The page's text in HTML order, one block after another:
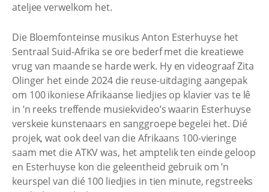
ateljee verwelkom het.
Die Bloemfonteinse musikus Anton Esterhuyse het
Sentraal Suid-Afrika se ore bederf met die kreatiewe
vrug van maande se harde werk. Hy en videograaf Zita
Olinger het einde 2024 die reuse-uitdaging aangepak
om 100 ikoniese Afrikaanse liedjies op klavier vas te lê
in ’n reeks treffende musiekvideo’s waarin Esterhuyse
verskeie kunstenaars en sanggroepe begelei het. Dié
projek, wat ook deel van die Afrikaans 100-vieringe
saam met die ATKV was, het amptelik ten einde geloop
en Esterhuyse kon die geleentheid gebruik om ’n
keurspel van dié 100 liedjies in tien minute, regstreeks